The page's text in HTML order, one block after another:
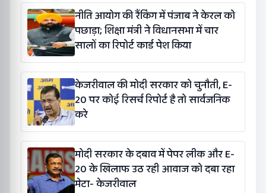
नीति आयोग की रैंकिंग में पंजाब ने केरल को
पछाड़ा; शिक्षा मंत्री ने विधानसभा में चार
सालों का रिपोर्ट कार्ड पेश किया
केजरीवाल की मोदी सरकार को चुनौती, E-
20 पर कोई रिसर्च रिपोर्ट है तो सार्वजनिक
करे
मोदी सरकार के दबाव में पेपर लीक और E-
20 के खिलाफ उठ रही आवाज को दबा रहा
मेटा- केजरीवाल